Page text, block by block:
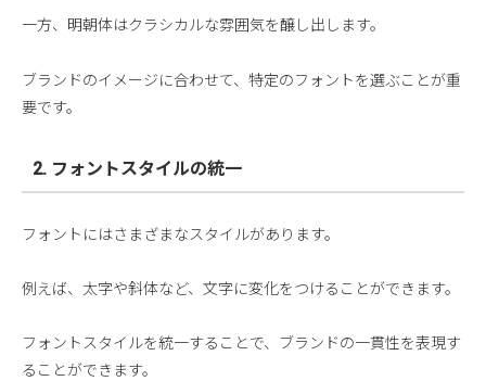
一方、明朝体はクラシカルな雰囲気を醸し出します。
ブランドのイメージに合わせて、特定のフォントを選ぶことが重
要です。
2. フォントスタイルの統一
フォントにはさまざまなスタイルがあります。
例えば、太字や斜体など、文字に変化をつけることができます。
フォントスタイルを統一することで、ブランドの一貫性を表現す
ることができます。